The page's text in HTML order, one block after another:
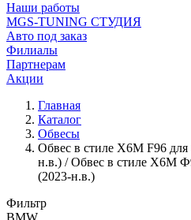
Наши работы
MGS-TUNING СТУДИЯ
Авто под заказ
Филиалы
Партнерам
Акции
Главная
Каталог
Обвесы
Обвес в стиле X6M F96
н.в.) / Обвес в стиле Х6М
(2023-н.в.)
Фильтр
BMW